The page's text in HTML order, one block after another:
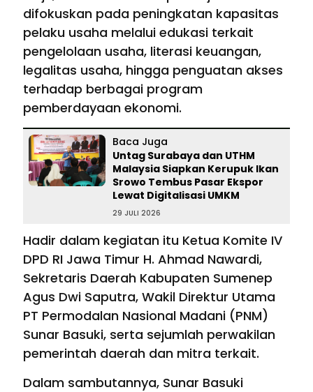
difokuskan pada peningkatan kapasitas
pelaku usaha melalui edukasi terkait
pengelolaan usaha, literasi keuangan,
legalitas usaha, hingga penguatan akses
terhadap berbagai program
pemberdayaan ekonomi.
Baca Juga
Untag Surabaya dan UTHM
Malaysia Siapkan Kerupuk Ikan
Srowo Tembus Pasar Ekspor
Lewat Digitalisasi UMKM
29 JULI 2026
Hadir dalam kegiatan itu Ketua Komite IV
DPD RI Jawa Timur H. Ahmad Nawardi,
Sekretaris Daerah Kabupaten Sumenep
Agus Dwi Saputra, Wakil Direktur Utama
PT Permodalan Nasional Madani (PNM)
Sunar Basuki, serta sejumlah perwakilan
pemerintah daerah dan mitra terkait.
Dalam sambutannya, Sunar Basuki